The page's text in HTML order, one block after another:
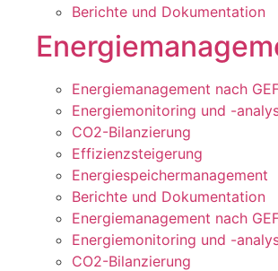
Berichte und Dokumentation
Energiemanagement nach
Energiemonitoring und -
CO2-Bilanzierung
Effizienzsteigerung
Energiespeichermanagement
Berichte und Dokumentation
Energiemanagement nach
Energiemonitoring und -
CO2-Bilanzierung